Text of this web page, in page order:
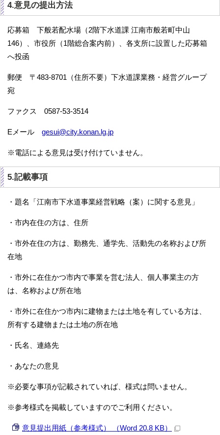
4.意見の提出方法
応募箱 下般若配水場（2階下水道課 江南市般若町中山
146）、市役所（1階総合案内前）、各支所に設置した応募箱
へ投函
郵便 〒483-8701（住所不要）下水道課業務・経営グループ
宛
ファクス 0587-53-3514
Eメール gesui@city.konan.lg.jp
※電話による意見は受け付けていません。
5.記載事項
・題名「江南市下水道事業経営戦略（案）に関する意見」
・市内在住の方は、住所
・市外在住の方は、勤務先、通学先、活動先の名称および所
在地
・市外に在住かつ市内で事業を営む法人、個人事業主の方
は、名称および所在地
・市外に在住かつ市内に建物または土地を有している方は、
所有する建物または土地の所在地
・氏名、連絡先
・あなたの意見
※必要な事項が記載されていれば、様式は問いません。
※参考様式を掲載していますのでご利用ください。
意見提出用紙（参考様式） （Word 20.8 KB）